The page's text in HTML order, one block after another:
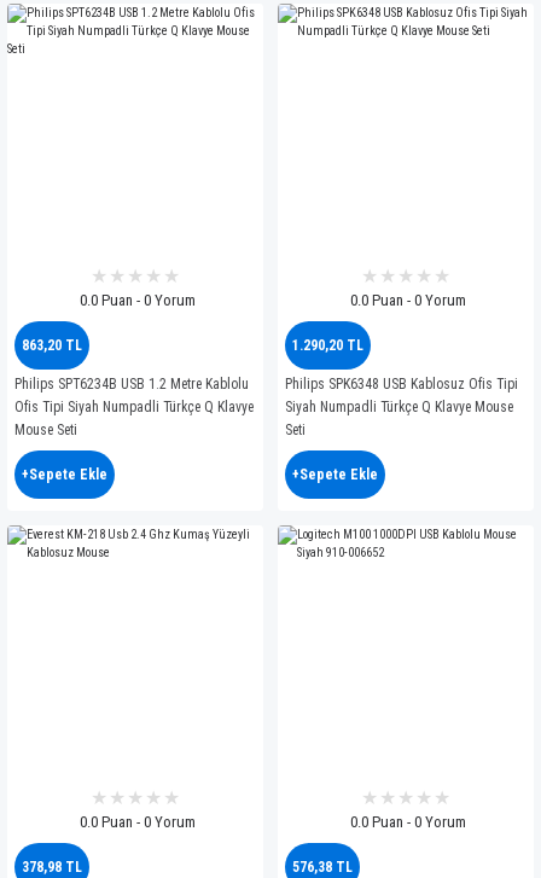
0.0 Puan - 0 Yorum
863,20 TL
Philips SPT6234B USB 1.2 Metre Kablolu
Ofis Tipi Siyah Numpadli Türkçe Q Klavye
Mouse Seti
+Sepete Ekle
0.0 Puan - 0 Yorum
1.290,20 TL
Philips SPK6348 USB Kablosuz Ofis Tipi
Siyah Numpadli Türkçe Q Klavye Mouse
Seti
+Sepete Ekle
0.0 Puan - 0 Yorum
378,98 TL
0.0 Puan - 0 Yorum
576,38 TL